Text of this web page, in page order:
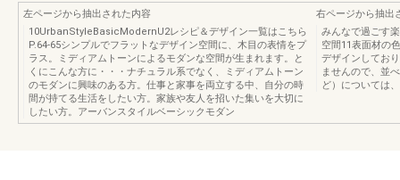
左ページから抽出された内容
10UrbanStyleBasicModernU2レシピ＆デザイン一覧はこちら
P.64-65シンプルでフラットなデザイン空間に、木目の表情をプ
ラス。ミディアムトーンによるモダンな空間が生まれます。と
くにこんな方に・・・ナチュラル系でなく、ミディアムトーン
のモダンに興味のある方。仕事と家事を両立する中、自分の時
間が持てる生活をしたい方。家族や友人を招いた集いを大切に
したい方。アーバンスタイルベーシックモダン
右ページから抽出
みんなで過ごす
空間11表面材の
デザインしてお
ませんので、並
ど）については